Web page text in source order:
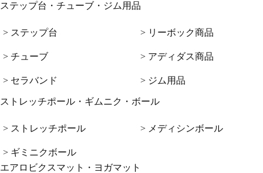
ステップ台・チューブ・ジム用品
> ステップ台
> チューブ
> セラバンド
> リーボック商品
> アディダス商品
> ジム用品
ストレッチポール・ギムニク・ボール
> ストレッチポール
> ギミニクボール
> メディシンボール
エアロビクスマット・ヨガマット